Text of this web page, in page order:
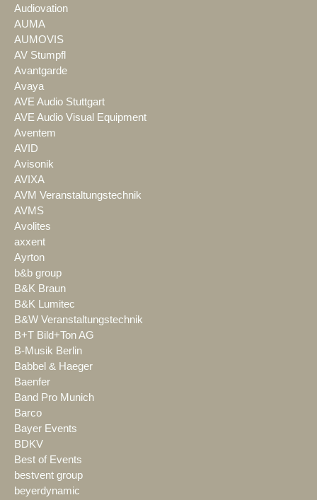
Audiovation
AUMA
AUMOVIS
AV Stumpfl
Avantgarde
Avaya
AVE Audio Stuttgart
AVE Audio Visual Equipment
Aventem
AVID
Avisonik
AVIXA
AVM Veranstaltungstechnik
AVMS
Avolites
axxent
Ayrton
b&b group
B&K Braun
B&K Lumitec
B&W Veranstaltungstechnik
B+T Bild+Ton AG
B-Musik Berlin
Babbel & Haeger
Baenfer
Band Pro Munich
Barco
Bayer Events
BDKV
Best of Events
bestvent group
beyerdynamic